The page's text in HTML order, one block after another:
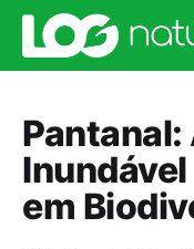
Pantanal:
Inundável
em